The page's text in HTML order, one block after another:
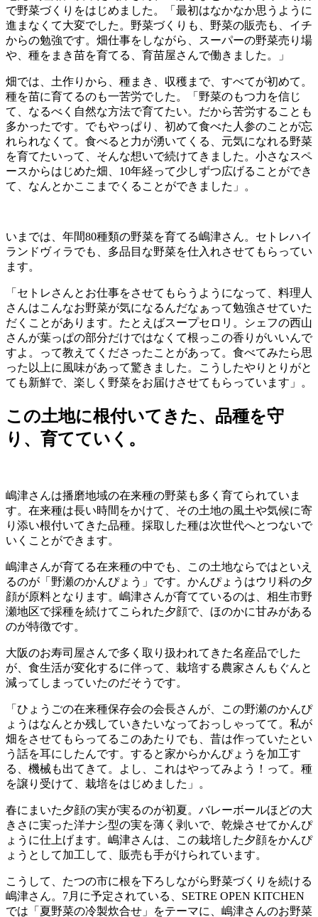
で野菜づくりをはじめました。「最初はなかなか思うように
進まなくて大変でした。野菜づくりも、野菜の販売も、イチ
からの勉強です。畑仕事をしながら、スーパーの野菜売り場
や、種をまき苗を育てる、育苗屋さんで働きました。」
畑では、土作りから、種まき、収穫まで、すべてが初めて。
種を苗に育てるのも一苦労でした。「野菜のもつ力を信じ
て、なるべく自然な方法で育てたい。だから苦労することも
多かったです。でもやっぱり、初めて食べた人参のことが忘
れられなくて。食べると力が湧いてくる、元気になれる野菜
を育てたいって、そんな想いで続けてきました。小さなスペ
ースからはじめた畑、10年経って少しずつ広げることができ
て、なんとかここまでくることができました」。
いまでは、年間80種類の野菜を育てる嶋津さん。セトレハイ
ランドヴィラでも、多品目な野菜を仕入れさせてもらってい
ます。
「セトレさんとお仕事をさせてもらうようになって、料理人
さんはこんなお野菜が気になるんだなぁって勉強させていた
だくことがあります。たとえばスープセロリ。シェフの西山
さんが葉っぱの部分だけではなくて根っこの香りがいいんで
すよ。って教えてくださったことがあって。食べてみたら思
った以上に風味があって驚きました。こうしたやりとりがと
ても新鮮で、楽しく野菜をお届けさせてもらっています」。
この土地に根付いてきた、品種を守
り、育てていく。
嶋津さんは播磨地域の在来種の野菜も多く育てられていま
す。在来種は長い時間をかけて、その土地の風土や気候に寄
り添い根付いてきた品種。採取した種は次世代へとつないで
いくことができます。
嶋津さんが育てる在来種の中でも、この土地ならではといえ
るのが「野瀬のかんぴょう」です。かんぴょうはウリ科の夕
顔が原料となります。嶋津さんが育てているのは、相生市野
瀬地区で採種を続けてこられた夕顔で、ほのかに甘みがある
のが特徴です。
大阪のお寿司屋さんで多く取り扱われてきた名産品でした
が、食生活が変化するに伴って、栽培する農家さんもぐんと
減ってしまっていたのだそうです。
「ひょうごの在来種保存会の会長さんが、この野瀬のかんぴ
ょうはなんとか残していきたいなっておっしゃってて。私が
畑をさせてもらってるこのあたりでも、昔は作っていたとい
う話を耳にしたんです。すると家からかんぴょうを加工す
る、機械も出てきて。よし、これはやってみよう！って。種
を譲り受けて、栽培をはじめました」。
春にまいた夕顔の実が実るのが初夏。バレーボールほどの大
きさに実った洋ナシ型の実を薄く剥いで、乾燥させてかんぴ
ょうに仕上げます。嶋津さんは、この栽培した夕顔をかんぴ
ょうとして加工して、販売も手がけられています。
こうして、たつの市に根を下ろしながら野菜づくりを続ける
嶋津さん。7月に予定されている、SETRE OPEN KITCHEN
では「夏野菜の冷製炊合せ」をテーマに、嶋津さんのお野菜